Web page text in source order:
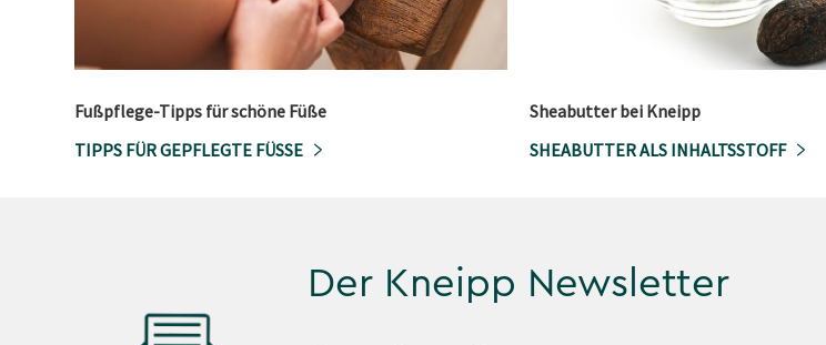
Fußpflege-Tipps für schöne Füße
TIPPS FÜR GEPFLEGTE FÜSSE
Sheabutter bei Kneipp
SHEABUTTER ALS INHALTSSTOFF
Der Kneipp Newsletter